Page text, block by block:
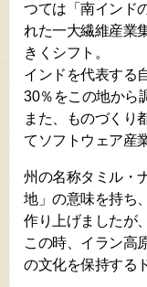
つては「南インド
れた一大繊維産業
きくシフト。
インドを代表する
30％をこの地から
また、ものづくり
てソフトウェア産
州の名称タミル・
地」の意味を持ち
作り上げましたが
この時、イラン高
の文化を保持する